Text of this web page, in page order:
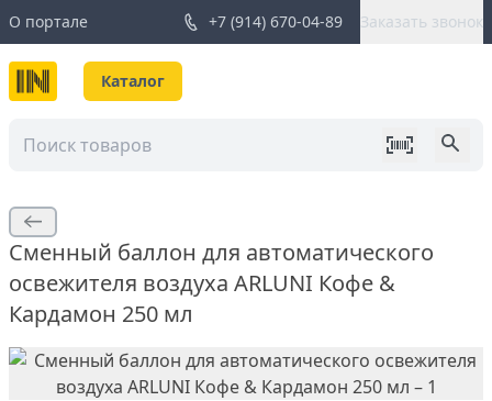
О портале +7 (914) 670-04-89 Заказать звонок
Каталог
Сменный баллон для автоматического
освежителя воздуха ARLUNI Кофе &
Кардамон 250 мл